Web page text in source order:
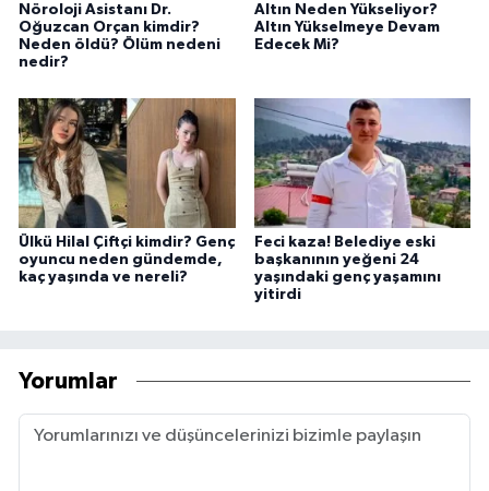
Nöroloji Asistanı Dr.
Oğuzcan Orçan kimdir?
Neden öldü? Ölüm nedeni
nedir?
Altın Neden Yükseliyor?
Altın Yükselmeye Devam
Edecek Mi?
Ülkü Hilal Çiftçi kimdir? Genç
oyuncu neden gündemde,
kaç yaşında ve nereli?
Feci kaza! Belediye eski
başkanının yeğeni 24
yaşındaki genç yaşamını
yitirdi
Yorumlar